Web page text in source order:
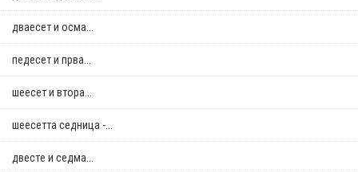
дваесет и осма...
педесет и прва...
шеесет и втора...
шеесетта седница -...
двестe и седма...